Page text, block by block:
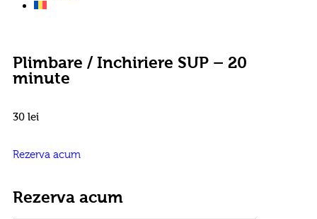
Plimbare / Inchiriere SUP – 20
minute
30 lei
Rezerva acum
Rezerva acum